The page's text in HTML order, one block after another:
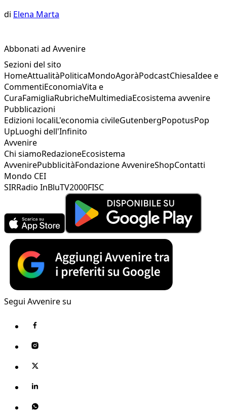
di Elena Marta
Abbonati ad Avvenire
Sezioni del sito
HomeAttualitàPoliticaMondoAgoràPodcastChiesaIdee e
CommentiEconomiaVita e
CuraFamigliaRubricheMultimediaEcosistema avvenire
Pubblicazioni
Edizioni localiL'economia civileGutenbergPopotusPop
UpLuoghi dell'Infinito
Avvenire
Chi siamoRedazioneEcosistema
AvvenirePubblicitàFondazione AvvenireShopContatti
Mondo CEI
SIRRadio InBluTV2000FISC
Segui Avvenire su